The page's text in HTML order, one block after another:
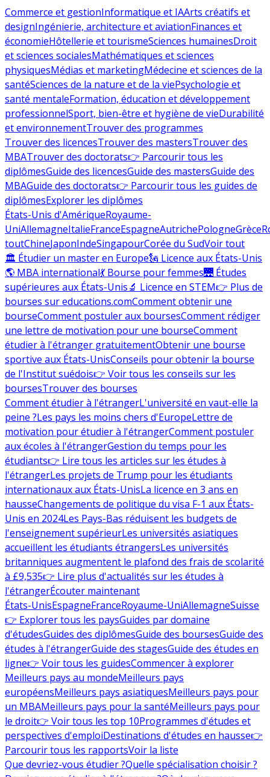
Commerce et gestionInformatique et IAArts créatifs et
designIngénierie, architecture et aviationFinances et
économieHôtellerie et tourismeSciences humainesDroit
et sciences socialesMathématiques et sciences
physiquesMédias et marketingMédecine et sciences de la
santéSciences de la nature et de la viePsychologie et
santé mentaleFormation, éducation et développement
professionnelSport, bien-être et hygiène de vieDurabilité
et environnementTrouver des programmes
Trouver des licencesTrouver des mastersTrouver des
MBATrouver des doctorats👉 Parcourir tous les
diplômesGuide des licencesGuide des mastersGuide des
MBAGuide des doctorats👉 Parcourir tous les guides de
diplômesExplorer les diplômes
États-Unis d'AmériqueRoyaume-
UniAllemagneItalieFranceEspagneAutrichePologneGrèce
toutChineJaponIndeSingapourCorée du SudVoir tout
🏛 Étudier un master en Europe🗽 Licence aux États-Unis
🌎 MBA international💃 Bourse pour femmes🌉 Études
supérieures aux États-Unis🔬 Licence en STEM👉 Plus de
bourses sur educations.comComment obtenir une
bourseComment postuler aux boursesComment rédiger
une lettre de motivation pour une bourseComment
étudier à l'étranger gratuitementObtenir une bourse
sportive aux États-UnisConseils pour obtenir la bourse
de l'Institut suédois👉 Voir tous les conseils sur les
boursesTrouver des bourses
Comment étudier à l'étrangerL'université en vaut-elle la
peine ?Les pays les moins chers d'EuropeLettre de
motivation pour étudier à l'étrangerComment postuler
aux écoles à l'étrangerGestion du temps pour les
étudiants👉 Lire tous les articles sur les études à
l'étrangerLes projets de Trump pour les étudiants
internationaux aux États-UnisLa licence en 3 ans en
hausseChangements de politique du visa F-1 aux États-
Unis en 2024Les Pays-Bas réduisent les budgets de
l'enseignement supérieurLes universités asiatiques
accueillent les étudiants étrangersLes universités
britanniques augmentent le plafond des frais de scolarité
à £9,535👉 Lire plus d'actualités sur les études à
l'étrangerÉcouter maintenant
États-UnisEspagneFranceRoyaume-UniAllemagneSuisse
👉 Explorer tous les paysGuides par domaine
d'étudesGuides des diplômesGuide des boursesGuide des
études à l'étrangerGuide des stagesGuide des études en
ligne👉 Voir tous les guidesCommencer à explorer
Meilleurs pays au mondeMeilleurs pays
européensMeilleurs pays asiatiquesMeilleurs pays pour
un MBAMeilleurs pays pour la santéMeilleurs pays pour
le droit👉 Voir tous les top 10Programmes d'études et
perspectives d'emploiDestinations d'études en hausse👉
Parcourir tous les rapportsVoir la liste
Que devriez-vous étudier ?Quelle spécialisation choisir ?